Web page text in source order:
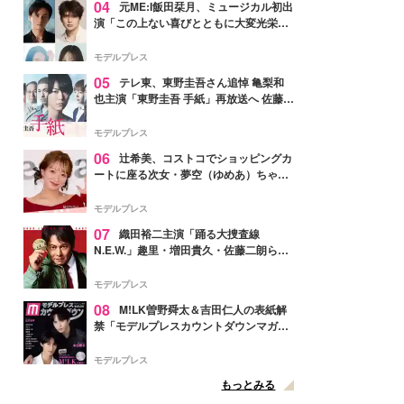
04 元ME:I飯田栞月、ミュージカル初出
演「この上ない喜びとともに大変光栄」
ャスト発表
モデルプレス
05 テレ東、東野圭吾さん追悼 亀梨和
也主演「東野圭吾 手紙」再放送へ 佐藤隆
モデルプレス
06 辻希美、コストコでショッピングカ
ートに座る次女・夢空（ゆめあ）ちゃん
ぎ」「成長を感じる」の声
モデルプレス
07 織田裕二主演「踊る大捜査線
N.E.W.」趣里・増田貴久・佐藤二朗ら新
徴する“謎のキーワード”も
モデルプレス
08 M!LK曽野舜太＆吉田仁人の表紙解
禁「モデルプレスカウントダウンマガジ
モデルプレス
もっとみる